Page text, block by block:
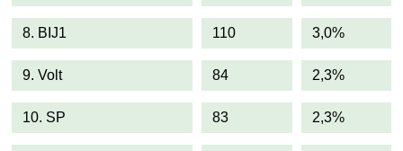
8. BIJ1 110 3,0%
9. Volt 84 2,3%
10. SP 83 2,3%